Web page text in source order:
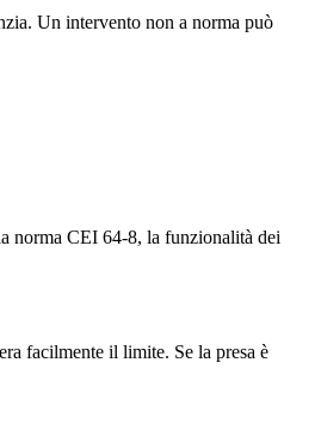
Un intervento non a norma può
norma CEI 64-8, la funzionalità dei
facilmente il limite. Se la presa è